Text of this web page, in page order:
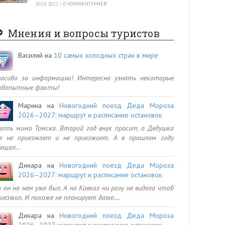
20.08.2022 / 0 КОММЕНТАРИЕВ
Мнения и вопросы туристов
Василий на 10 самых холодных стран в мире
за информацию! Интересно узнать некоторые
факты!
Марина наНовогодний поезд Деда Мороза
2026–2027: маршрут и расписание остановок
мимо Томска. Второй год внук просит, а Дедушка
не приезжает и не приезжает. А в прошлом году
Динара наНовогодний поезд Деда Мороза
2026–2027: маршрут и расписание остановок
он на нем уже был. А на Кавказ ни разу не видела чтоб
И похоже не планирует даже.…
Динара наНовогодний поезд Деда Мороза